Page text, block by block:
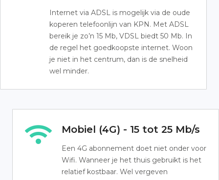
Internet via ADSL is mogelijk via de oude
koperen telefoonlijn van KPN. Met ADSL
bereik je zo’n 15 Mb, VDSL biedt 50 Mb. In
de regel het goedkoopste internet. Woon
je niet in het centrum, dan is de snelheid
wel minder.
Mobiel (4G) - 15 tot 25 Mb/s
Een 4G abonnement doet niet onder voor
Wifi. Wanneer je het thuis gebruikt is het
relatief kostbaar. Wel vergeven